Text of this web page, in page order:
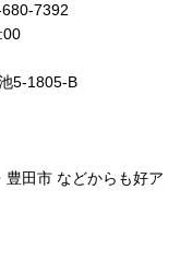
7392
5-1805-B
豊田市 などからも好ア